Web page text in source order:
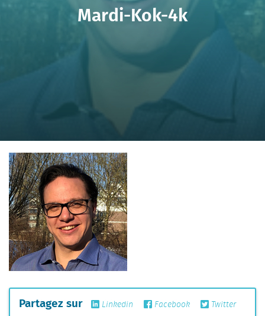
Mardi-Kok-4k
Partagez sur Linkedin Facebook Twitter